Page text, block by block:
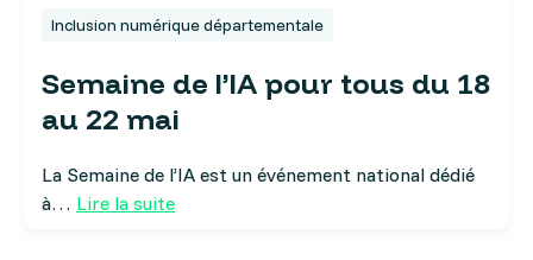
Inclusion numérique départementale
Semaine de l’IA pour tous du 18
au 22 mai
La Semaine de l’IA est un événement national dédié
à… Lire la suite